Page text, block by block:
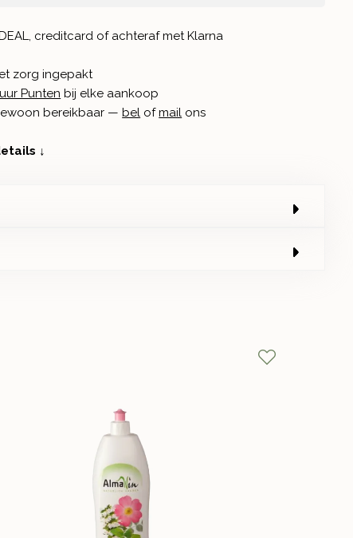
creditcard of achteraf met Klarna
zorg ingepakt
Punten bij elke aankoop
bereikbaar — bel ofmail ons
↓